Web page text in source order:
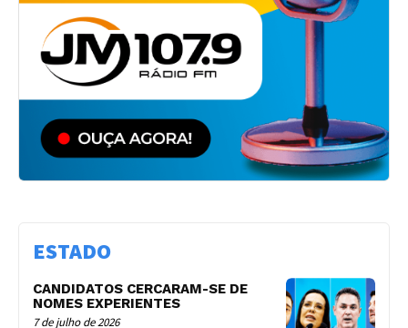
ESTADO
CANDIDATOS CERCARAM-SE DE
NOMES EXPERIENTES
7 de julho de 2026